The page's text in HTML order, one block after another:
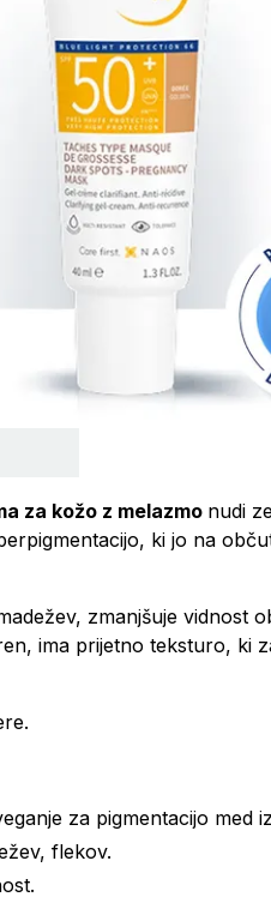
za kožo z melazmo nudi
ki jo na
zmanjšuje vidnost
ima prijetno teksturo, ki
za pigmentacijo med
flekov.